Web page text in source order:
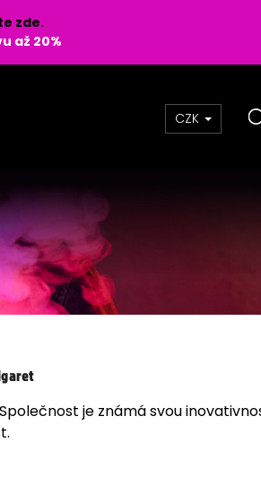
zde.
až 20%
CZK
je známá svou
- NÁPLŇ - BLUE RASPBERRY
Kč